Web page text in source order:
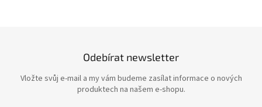
Odebírat newsletter
Vložte svůj e-mail a my vám budeme zasílat informace o nových
produktech na našem e-shopu.